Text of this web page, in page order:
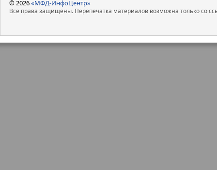
© 2026«МФД-ИнфоЦентр»
Все права защищены. Перепечатка материалов возможна только со